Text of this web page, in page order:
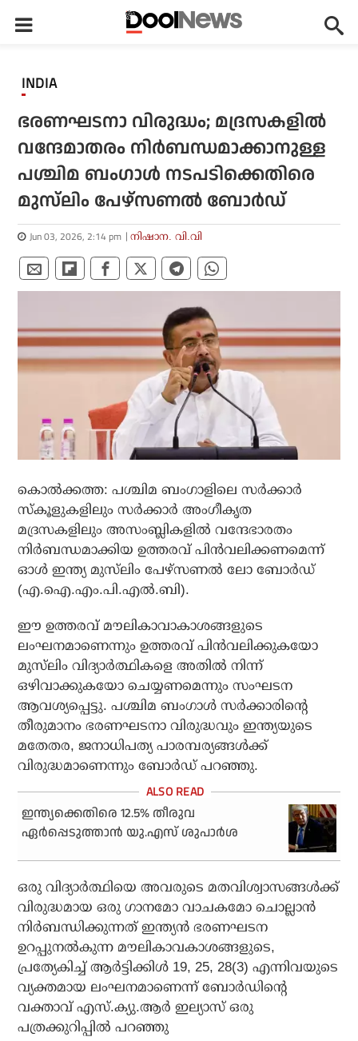
INDIA
ഭരണഘടനാ വിരുദ്ധം; മദ്രസകളില്‍
വന്ദേമാതരം നിര്‍ബന്ധമാക്കാനുള്ള
പശ്ചിമ ബംഗാള്‍ നടപടിക്കെതിരെ
മുസ്‌ലിം പേഴ്‌സണല്‍ ബോര്‍ഡ്‌
Jun 03, 2026, 2:14 pm നിഷാന. വി.വി
കൊല്‍ക്കത്ത: പശ്ചിമ ബംഗാളിലെ സര്‍ക്കാര്‍
സ്‌കൂളുകളിലും സര്‍ക്കാര്‍ അംഗീകൃത
മദ്രസകളിലും അസംബ്ലികളില്‍ വന്ദേഭാരതം
നിര്‍ബന്ധമാക്കിയ ഉത്തരവ് പിന്‍വലിക്കണമെന്ന്
ഓള്‍ ഇന്ത്യ മുസ്‌ലിം പേഴ്‌സണല്‍ ലോ ബോര്‍ഡ്
(എ.ഐ.എം.പി.എല്‍.ബി).
ഈ ഉത്തരവ് മൗലികാവാകാശങ്ങളുടെ
ലംഘനമാണെന്നും ഉത്തരവ് പിന്‍വലിക്കുകയോ
മുസ്‌ലിം വിദ്യാര്‍ത്ഥികളെ അതില്‍ നിന്ന്
ഒഴിവാക്കുകയോ ചെയ്യണമെന്നും സംഘടന
ആവശ്യപ്പെട്ടു. പശ്ചിമ ബംഗാള്‍ സര്‍ക്കാരിന്റെ
തീരുമാനം ഭരണഘടനാ വിരുദ്ധവും ഇന്ത്യയുടെ
മതേതര, ജനാധിപത്യ പാരമ്പര്യങ്ങള്‍ക്ക്
വിരുദ്ധമാണെന്നും ബോര്‍ഡ് പറഞ്ഞു.
ഇന്ത്യക്കെതിരെ 12.5% തീരുവ
ഏര്‍പ്പെടുത്താന്‍ യു.എസ് ശുപാര്‍ശ
ഒരു വിദ്യാര്‍ത്ഥിയെ അവരുടെ മതവിശ്വാസങ്ങള്‍ക്ക്
വിരുദ്ധമായ ഒരു ഗാനമോ വാചകമോ ചൊല്ലാന്‍
നിര്‍ബന്ധിക്കുന്നത് ഇന്ത്യന്‍ ഭരണഘടന
ഉറപ്പുനല്‍കുന്ന മൗലികാവകാശങ്ങളുടെ,
പ്രത്യേകിച്ച് ആര്‍ട്ടിക്കിള്‍ 19, 25, 28(3) എന്നിവയുടെ
വ്യക്തമായ ലംഘനമാണെന്ന് ബോര്‍ഡിന്റെ
വക്താവ് എസ്.ക്യു.ആര്‍ ഇല്യാസ് ഒരു
പത്രക്കുറിപ്പില്‍ പറഞ്ഞു